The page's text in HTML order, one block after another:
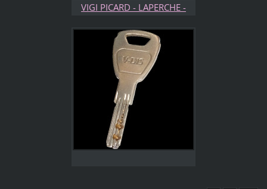
VIGI PICARD - LAPERCHE -